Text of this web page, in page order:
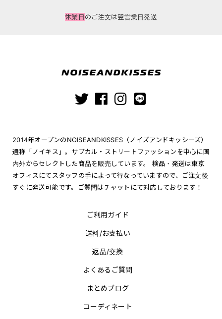
休業日のご注文は翌営業日発送
2014年オープンのNOISEANDKISSES（ノイズアンドキッシーズ）
通称「ノイキス」。サブカル・ストリートファッションを中心に国
内外からセレクトした商品を販売しています。 検品・発送は東京
オフィスにてスタッフの手によって行なっていますので、ご注文後
すぐに発送可能です。ご質問はチャットにて対応しております！
ご利用ガイド
送料/お支払い
返品/交換
よくあるご質問
まとめブログ
コーディネート